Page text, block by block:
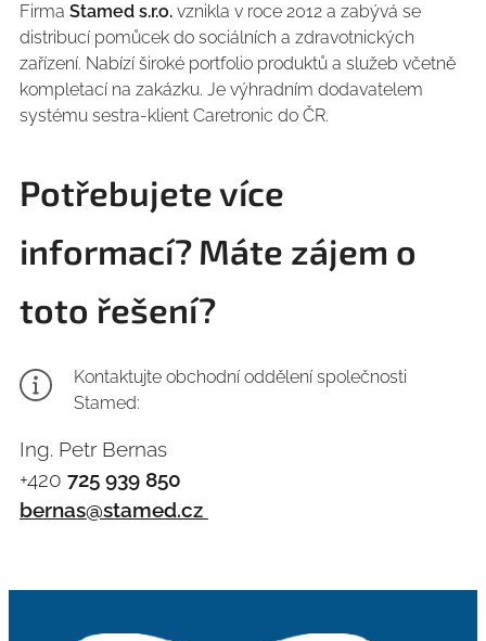
Firma Stamed s.r.o. vznikla v roce 2012 a zabývá se
distribucí pomůcek do sociálních a zdravotnických
zařízení. Nabízí široké portfolio produktů a služeb včetně
kompletací na zakázku. Je výhradním dodavatelem
systému sestra-klient Caretronic do ČR.
Potřebujete více
informací? Máte zájem o
toto řešení?
Kontaktujte obchodní oddělení společnosti
Stamed:
Ing. Petr Bernas
+420 725 939 850
bernas@stamed.cz